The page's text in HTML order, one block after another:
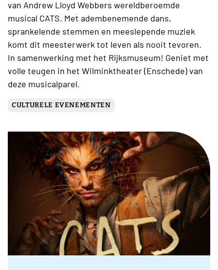
van Andrew Lloyd Webbers wereldberoemde
musical CATS. Met adembenemende dans,
sprankelende stemmen en meeslepende muziek
komt dit meesterwerk tot leven als nooit tevoren.
In samenwerking met het Rijksmuseum! Geniet met
volle teugen in het Wilminktheater (Enschede) van
deze musicalparel.
CULTURELE EVENEMENTEN